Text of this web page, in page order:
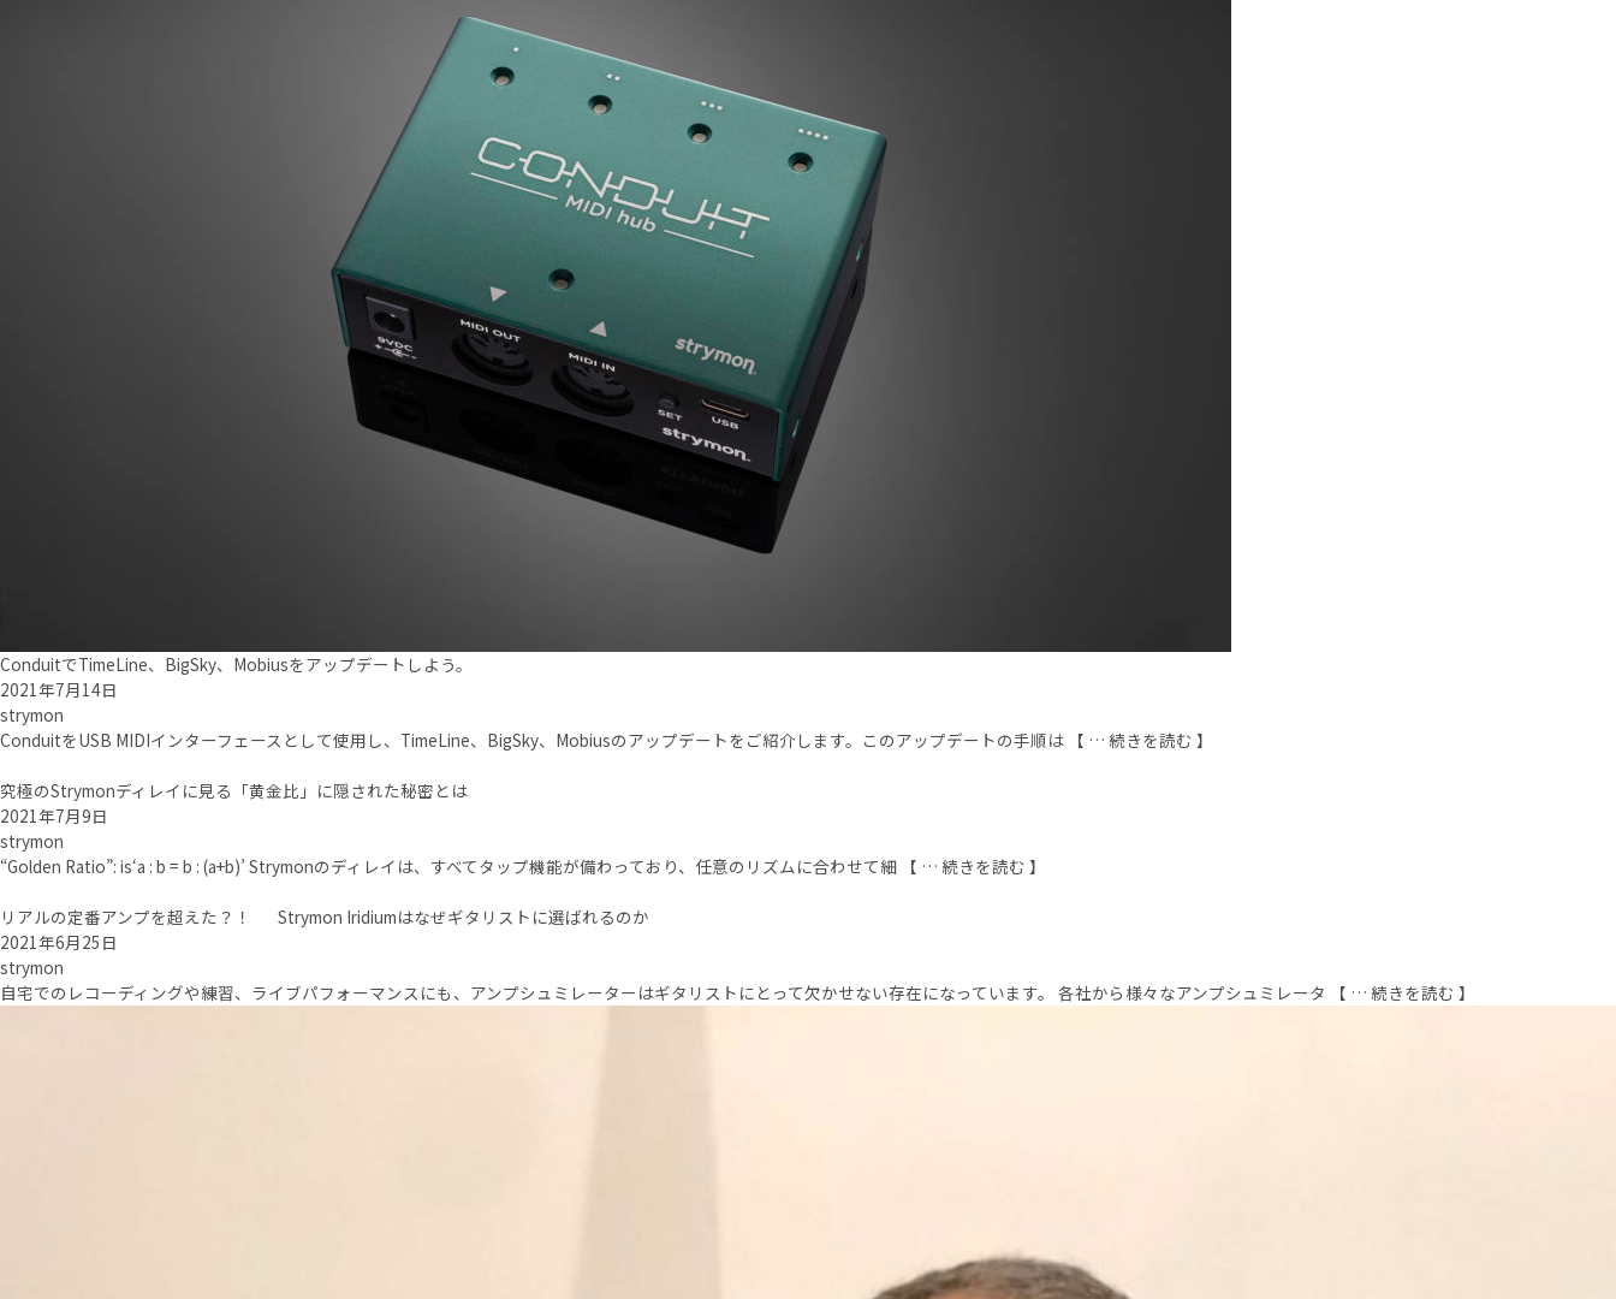
ConduitでTimeLine、BigSky、Mobiusをアップデートしよう。
2021年7月14日
strymon
ConduitをUSB MIDIインターフェースとして使用し、TimeLine、BigSky、Mobiusのアップデートをご紹介します。このアップデートの手順は 【 … 続きを読む 】
究極のStrymonディレイに見る「黄金比」に隠された秘密とは
2021年7月9日
strymon
“Golden Ratio”: is‘a : b = b : (a+b)’ Strymonのディレイは、すべてタップ機能が備わっており、任意のリズムに合わせて細 【 … 続きを読む 】
リアルの定番アンプを超えた？！ Strymon Iridiumはなぜギタリストに選ばれるのか
2021年6月25日
strymon
自宅でのレコーディングや練習、ライブパフォーマンスにも、アンプシュミレーターはギタリストにとって欠かせない存在になっています。 各社から様々なアンプシュミレータ 【 … 続きを読む 】